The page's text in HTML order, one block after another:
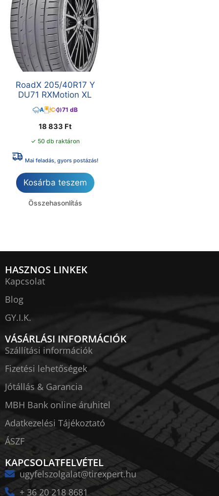
RoadX 205/40R17 Y
DU71 RXMotion XL
A C 71 dB
18 833 Ft
✓ 50 db raktáron
Mai feladás, gyors postázás!
Kosárba teszem
Összehasonlítás
HASZNOS LINKEK
Kapcsolat
Blog
GY.I.K.
VÁSÁRLÁSI INFORMÁCIÓK
Szállítási információk
Fizetési lehetőségek
Jótállás & Garancia
MBH Bank online áruhitel
Adatkezelési Tájékoztató
ÁSZF
KAPCSOLATFELVÉTEL
ugyfelszolgalat@tirexpert.hu
+ 36 20 218 8681